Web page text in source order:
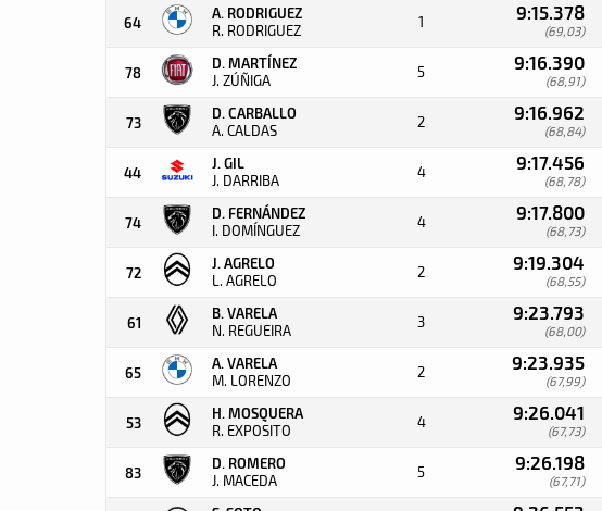
64
A. RODRIGUEZ
R. RODRIGUEZ 1 9:15.378
(69,03)
78
D. MARTÍNEZ
J. ZÚÑIGA 5 9:16.390
(68,91)
73
D. CARBALLO
A. CALDAS 2 9:16.962
(68,84)
44
J. GIL
J. DARRIBA 4 9:17.456
(68,78)
74
D. FERNÁNDEZ
I. DOMÍNGUEZ 4 9:17.800
(68,73)
72
J. AGRELO
L. AGRELO 2 9:19.304
(68,55)
61
B. VARELA
N. REGUEIRA 3 9:23.793
(68,00)
65
A. VARELA
M. LORENZO 2 9:23.935
(67,99)
53
H. MOSQUERA
R. EXPOSITO 4 9:26.041
(67,73)
83
D. ROMERO
J. MACEDA 5 9:26.198
(67,71)